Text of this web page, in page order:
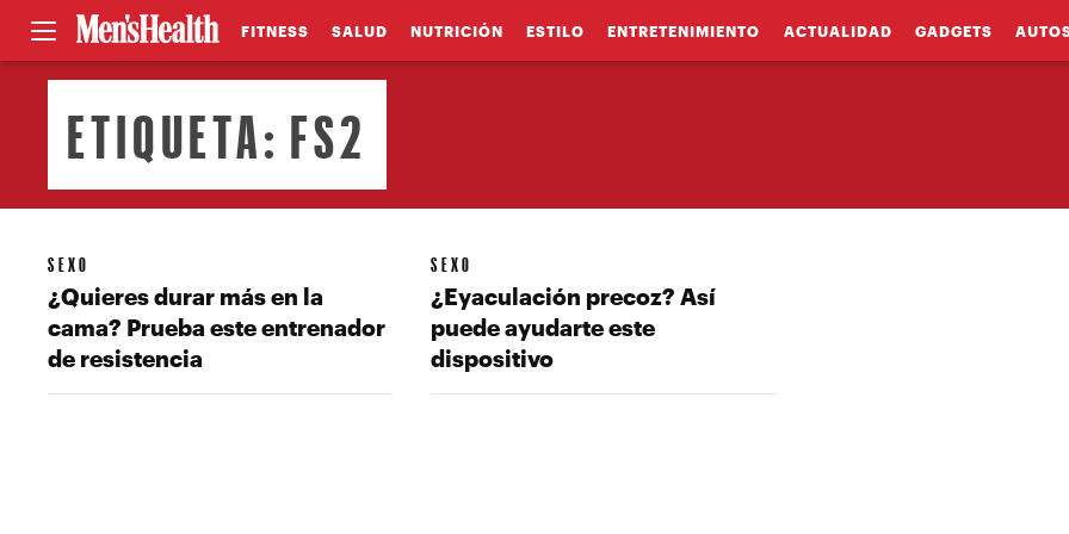
FITNESS SALUD NUTRICIÓN ESTILO ENTRETENIMIENTO ACTUALIDAD GADGETS
ETIQUETA: FS2
SEXO
¿Quieres durar más en la
cama? Prueba este entrenador
de resistencia
SEXO
¿Eyaculación precoz? Así
puede ayudarte este
dispositivo